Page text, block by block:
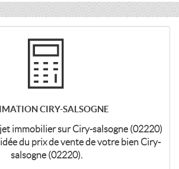
CIRY-SALSOGNE
immobilier sur Ciry-salsogne (02220)
du prix de vente de votre bien Ciry-
salsogne (02220).